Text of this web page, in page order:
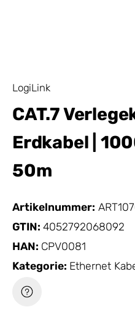
LogiLink
CAT.7
Erdkabel |
50m
Artikelnummer:
GTIN: 4052792068092
HAN: CPV0081
Kategorie: Ethernet